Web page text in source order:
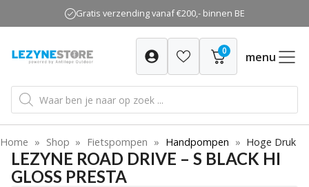
naar
inhoud
Gratis verzending vanaf €200,- binnen BE
0 menu
Producten
zoeken
Home » Shop » Fietspompen » Handpompen » Hoge Druk
LEZYNE ROAD DRIVE – S BLACK HI
GLOSS PRESTA